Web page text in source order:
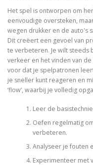
Het spel is ontworpen om
eenvoudige oversteken,
wegen drukker en de auto's
Dit creëert een gevoel van
te verbeteren. Je wilt steeds
verkeer en het vinden van
voor dat je spelpatronen
je sneller kunt reageren en
‘flow’, waarbij je volledig
Leer de
Oefen regelmatig
verbeteren.
Analyseer je fouten
Experimenteer met